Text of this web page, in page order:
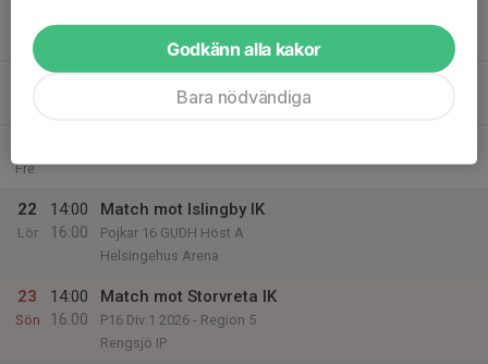
Helsingehus Arena, Hällåsen
Fre
22
Lör
14:00
16:00
Match mot Islingby IK
Pojkar 16 GUDH Höst A
Helsingehus Arena
23
Sön
14:00
16:00
Match mot Storvreta IK
P16 Div.1 2026 - Region 5
Rengsjö IP
Godkänn alla kakor
Bara nödvändiga